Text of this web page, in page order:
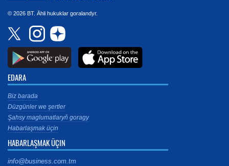
© 2026 BT. Ähli hukuklar goralandyr.
EDARA
Biz barada
Düzgünler we şertler
Şahsy maglumatlaryň goragy
Habarlaşmak üçin
HABARLAŞMAK ÜÇIN
info@business.com.tm